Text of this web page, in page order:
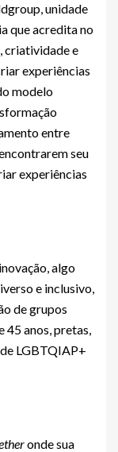
unidade
que acredita no
criatividade e
experiências
modelo
entre
seu
experiências
algo
e inclusivo,
de grupos
45 anos, pretas,
LGBTQIAP+
onde sua